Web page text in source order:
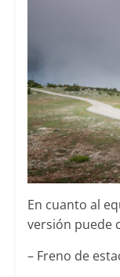
En cuanto al
versión puede
– Freno de